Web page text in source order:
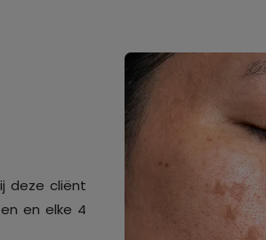
deze cliënt
en elke 4